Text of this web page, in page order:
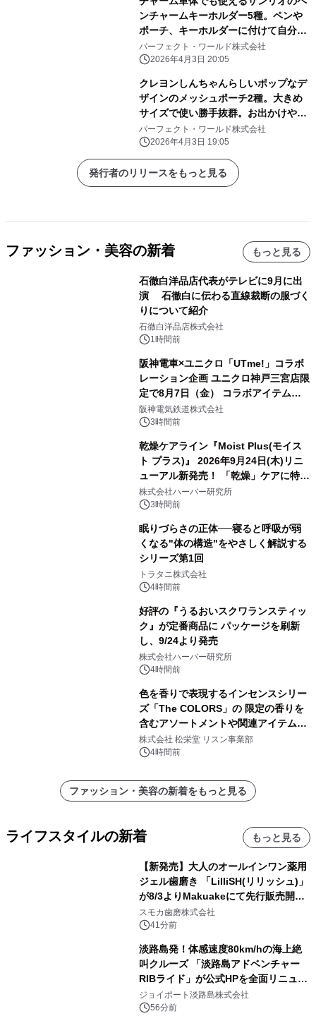
ンチャームキーホルダー5種。ペンや
ポーチ、キーホルダーに付けて自分だ
けのアレンジしよう
パーフェクト・ワールド株式会社
2026年4月3日 20:05
クレヨンしんちゃんらしいポップなデ
ザインのメッシュポーチ2種。大きめ
サイズで使い勝手抜群。お出かけや旅
行にぜひ！
パーフェクト・ワールド株式会社
2026年4月3日 19:05
発行者のリリースをもっと見る
ファッション・美容の新着 もっと見る
石徹白洋品店代表がテレビに9月に出
演 石徹白に伝わる直線裁断の服づく
りについて紹介
石徹白洋品店株式会社
1時間前
阪神電車×ユニクロ「UTme!」コラボ
レーション企画 ユニクロ神戸三宮店限
定で8月7日（金） コラボアイテムが
発売決定！
阪神電気鉄道株式会社
3時間前
乾燥ケアライン『Moist Plus(モイス
ト プラス)』 2026年9月24日(木)リニ
ューアル新発売！ 「乾燥」ケアに特化
し、ライン使いで潤いに満ちた肌へ
株式会社ハーバー研究所
3時間前
眠りづらさの正体──寝ると呼吸が弱
くなる"体の構造"をやさしく解説する
シリーズ第1回
トラタニ株式会社
4時間前
好評の『うるおいスクワランスティッ
ク』が定番商品に パッケージを刷新
し、9/24より発売
株式会社ハーバー研究所
4時間前
色を香りで表現するインセンスシリー
ズ「The COLORS」の 限定の香りを
含むアソートメントや関連アイテムを
8月6日発売
株式会社 松栄堂 リスン事業部
4時間前
ファッション・美容の新着をもっと見る
ライフスタイルの新着 もっと見る
【新発売】大人のオールインワン薬用
ジェル歯磨き 「LilliSH(リリッシュ)」
が8/3よりMakuakeにて先行販売開
始！
スモカ歯磨株式会社
41分前
淡路島発！体感速度80km/hの海上絶
叫クルーズ 「淡路島アドベンチャー
RIBライド」が公式HPを全面リニュー
アル！ ～スマホで即予約完了の「スマ
ート設計」へ刷新～
ジョイポート淡路島株式会社
56分前